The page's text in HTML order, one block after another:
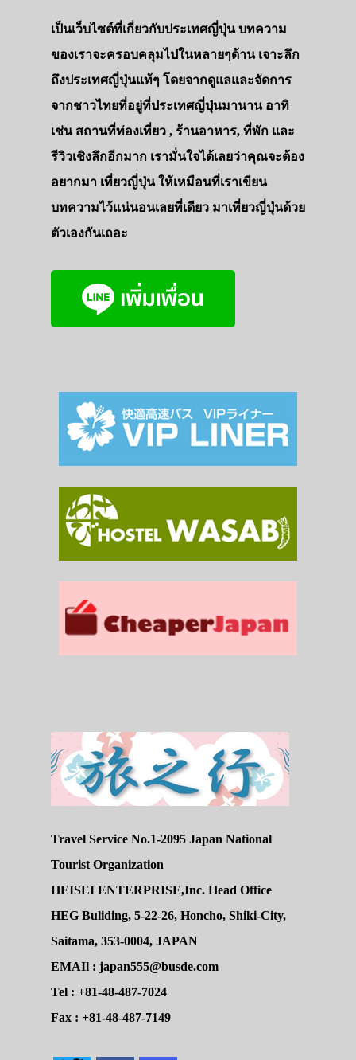
เป็นเว็บไซต์ที่เกี่ยวกับประเทศญี่ปุ่น บทความ
ของเราจะครอบคลุมไปในหลายๆด้าน เจาะลึก
ถึงประเทศญี่ปุ่นแท้ๆ โดยจากดูแลและจัดการ
จากชาวไทยที่อยู่ที่ประเทศญี่ปุ่นมานาน อาทิ
เช่น สถานที่ท่องเที่ยว , ร้านอาหาร, ที่พัก และ
รีวิวเชิงลึกอีกมาก เรามั่นใจได้เลยว่าคุณจะต้อง
อยากมา เที่ยวญี่ปุ่น ให้เหมือนที่เราเขียน
บทความไว้แน่นอนเลยที่เดียว มาเที่ยวญี่ปุ่นด้วย
ตัวเองกันเถอะ
Travel Service No.1-2095 Japan National
Tourist Organization
HEISEI ENTERPRISE,Inc. Head Office
HEG Buliding, 5-22-26, Honcho, Shiki-City,
Saitama, 353-0004, JAPAN
EMAIl : japan555@busde.com
Tel : +81-48-487-7024
Fax : +81-48-487-7149